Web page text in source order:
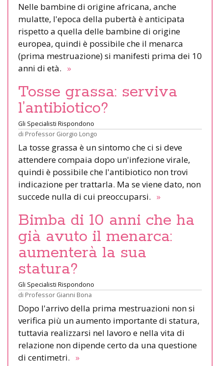
Nelle bambine di origine africana, anche
mulatte, l'epoca della pubertà è anticipata
rispetto a quella delle bambine di origine
europea, quindi è possibile che il menarca
(prima mestruazione) si manifesti prima dei 10
anni di età. »
Tosse grassa: serviva
l’antibiotico?
Gli Specialisti Rispondono
di Professor Giorgio Longo
La tosse grassa è un sintomo che ci si deve
attendere compaia dopo un'infezione virale,
quindi è possibile che l'antibiotico non trovi
indicazione per trattarla. Ma se viene dato, non
succede nulla di cui preoccuparsi. »
Bimba di 10 anni che ha
già avuto il menarca:
aumenterà la sua
statura?
Gli Specialisti Rispondono
di Professor Gianni Bona
Dopo l'arrivo della prima mestruazioni non si
verifica più un aumento importante di statura,
tuttavia realizzarsi nel lavoro e nella vita di
relazione non dipende certo da una questione
di centimetri. »